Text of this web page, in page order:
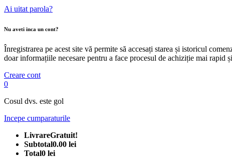
Ai uitat parola?
Nu aveti inca un cont?
Înregistrarea pe acest site vă permite să accesați starea și istoricul
doar informațiile necesare pentru a face procesul de achiziție mai rapid
Creare cont
0
Cosul dvs. este gol
Incepe cumparaturile
LivrareGratuit!
Subtotal0.00 lei
Total0 lei